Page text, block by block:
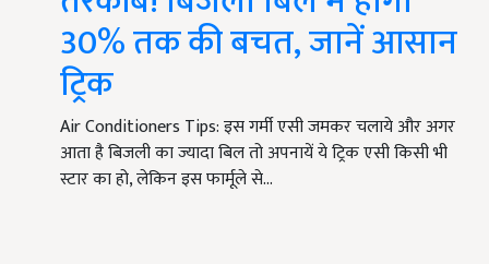
30% तक की बचत, जानें आसान
ट्रिक
Air Conditioners Tips: इस गर्मी एसी जमकर चलाये और अगर
आता है बिजली का ज्यादा बिल तो अपनायें ये ट्रिक एसी किसी भी
स्टार का हो, लेकिन इस फार्मूले से…